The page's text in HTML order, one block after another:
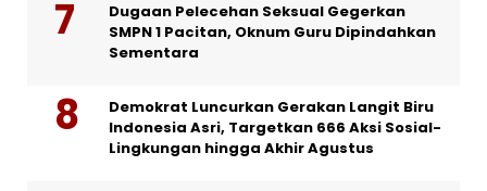
Dugaan Pelecehan Seksual Gegerkan
SMPN 1 Pacitan, Oknum Guru Dipindahkan
Sementara
Demokrat Luncurkan Gerakan Langit Biru
Indonesia Asri, Targetkan 666 Aksi Sosial-
Lingkungan hingga Akhir Agustus